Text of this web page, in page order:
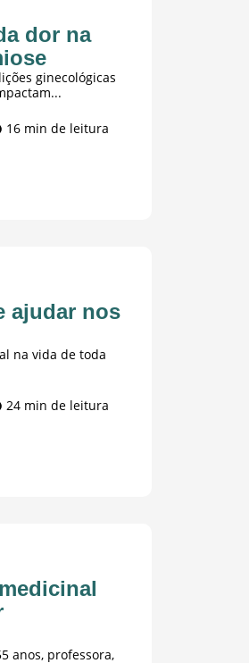
dor na
ginecológicas
16 min de leitura
ajudar nos
na vida de toda
24 min de leitura
anos, professora,